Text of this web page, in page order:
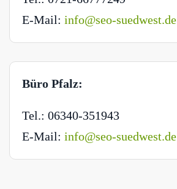
E-Mail: info@seo-suedwest.de
Büro Pfalz:
Tel.: 06340-351943
E-Mail: info@seo-suedwest.de